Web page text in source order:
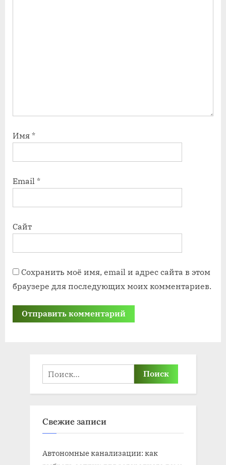
Имя *
Email *
Сайт
Сохранить моё имя, email и адрес сайта в этом
браузере для последующих моих комментариев.
Найти:
Свежие записи
Автономные канализации: как